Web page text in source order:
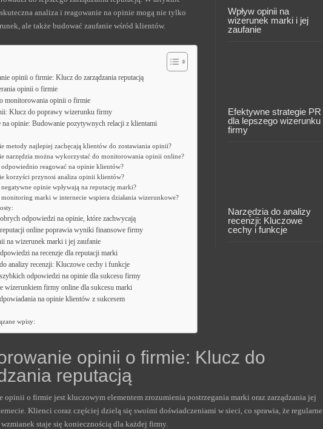
Wpływ opinii na
wizerunek marki i jej
zaufanie
Efektywne strategie PR
dla lepszego wizerunku
firmy
Narzędzia do analizy
recenzji: Kluczowe
cechy i funkcje
analiza i reagowanie na opinie mogą nie tylko
ale także budować zaufanie wśród klientów.
opinii o firmie: Klucz do zarządzania reputacją
opinii o firmie
monitorowania opinii o firmie
Klucz do poprawy wizerunku firmy
na opinie: Budowanie pozytywnych relacji z klientami
metody najlepiej zachęcają klientów do zostawiania opinii?
narzędzia można wykorzystać do monitorowania opinii online?
odpowiednio reagować na opinie klientów?
korzyści przynosi analiza opinii klientów?
negatywne opinie wpływają na reputację marki?
monitoring marki w internecie wspiera działania wizerunkowe?
odpowiedzi na opinie, które zachwycają
online poprawia wyniki finansowe firmy
na wizerunek marki i jej zaufanie
na recenzje dla reputacji marki
analizy recenzji: Kluczowe cechy i funkcje
odpowiedzi na opinie dla sukcesu firmy
wizerunkiem firmy online dla sukcesu marki
na opinie klientów z sukcesem
wpisy:
opinii o firmie: Klucz do
reputacją
opinii o firmie jest kluczowym elementem zrozumienia postrzegania marki oraz zarządzania jej
Klienci coraz częściej dzielą się swoimi doświadczeniami w sieci, co sprawia, że regularne
staje się koniecznością dla każdej firmy.